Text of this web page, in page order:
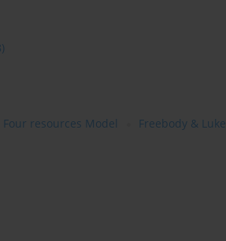
Four resources Model
Freebody & Luke